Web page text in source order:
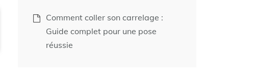
Comment coller son carrelage :
Guide complet pour une pose
réussie